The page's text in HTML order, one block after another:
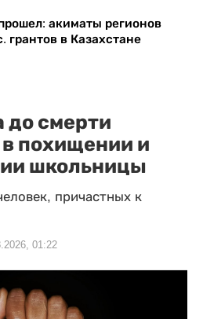
акиматы регионов
грантов в Казахстане
до смерти
похищении и
школьницы
причастных к
01:22